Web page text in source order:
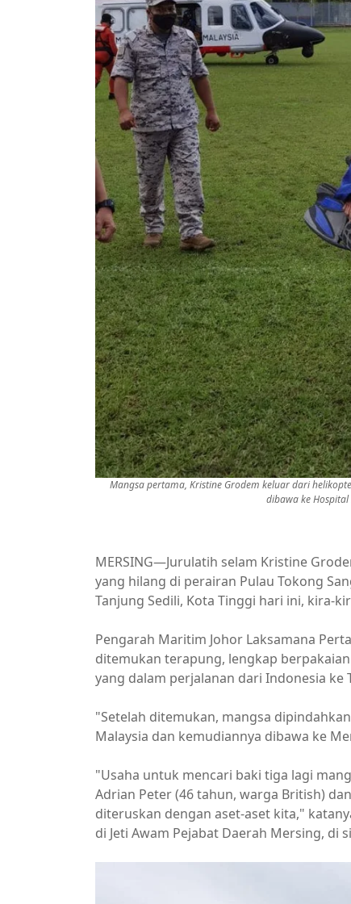
Mangsa pertama, Kristine Grodem keluar dari
dibawa ke
MERSING—Jurulatih selam Kristine
yang hilang di perairan Pulau Tokong
Tanjung Sedili, Kota Tinggi hari ini, kira-
Pengarah Maritim Johor Laksamana
ditemukan terapung, lengkap
yang dalam perjalanan dari Indonesia ke
"Setelah ditemukan, mangsa
Malaysia dan kemudiannya dibawa ke
"Usaha untuk mencari baki tiga lagi
Adrian Peter (46 tahun, warga British)
diteruskan dengan aset-aset kita,"
di Jeti Awam Pejabat Daerah Mersing, di